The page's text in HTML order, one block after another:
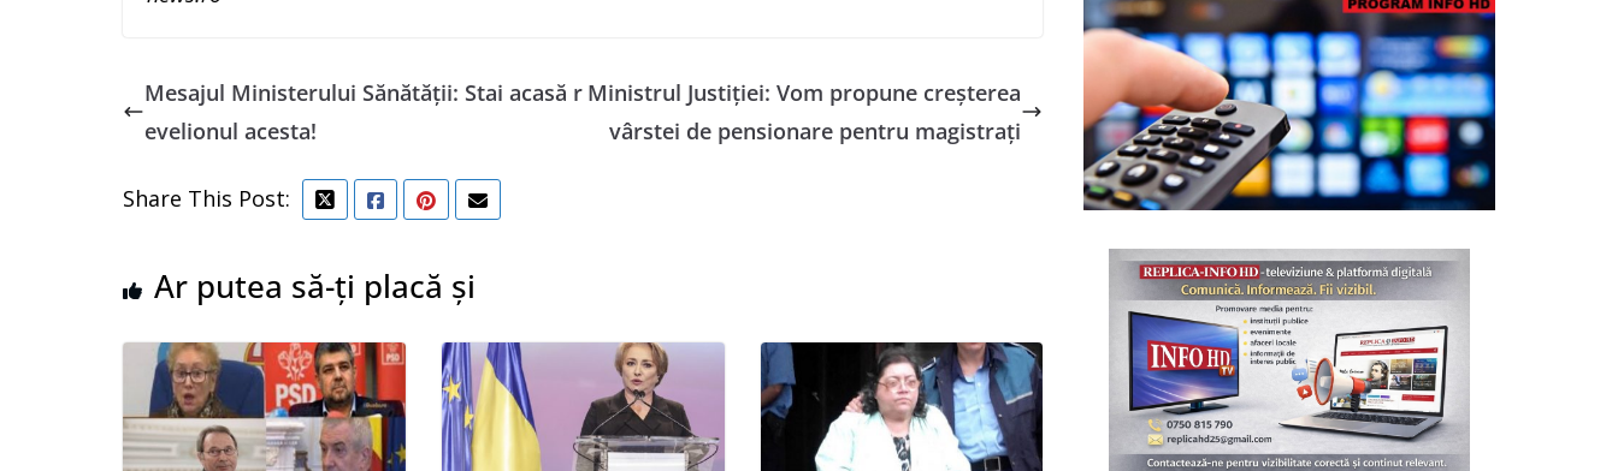
Mesajul Ministerului Sănătăţii: Stai acasă r
evelionul acesta!
Ministrul Justiţiei: Vom propune creşterea
vârstei de pensionare pentru magistraţi
Share This Post:
Ar putea să-ți placă și